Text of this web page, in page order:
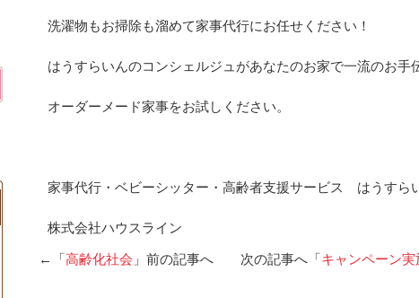
洗濯物もお掃除も溜めて家事代行にお任せください！
はうすらいんのコンシェルジュがあなたのお家で一流のお手
オーダーメード家事をお試しください。
家事代行・ベビーシッター・高齢者支援サービス はうすら
株式会社ハウスライン
←「高齢化社会 」前の記事へ 次の記事へ「キャンペーン実